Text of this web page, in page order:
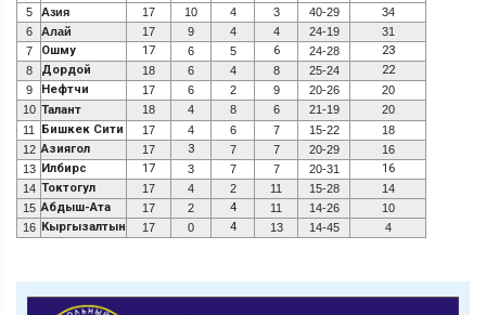
5 Азия 17 10 4 3 40-29
34
6
Алай 17 9 4 4 24-19
31
7
Ошму 17 6 5 6 24-28 23
8 Дордой 18 6 4 8 25-24 22
9 Нефтчи 17 6 2 9 20-26
20
10 Талант 18 4 8 6 21-19
20
11
Бишкек Сити 17 4 6 7 15-22
18
12 Азиягол 17 3 7 7 20-29
16
13 Илбирс 17 3 7 7 20-31 16
14 Токтогул 17 4 2 11 15-28
14
15 Абдыш-Ата 17 2 4 11 14-26
10
16 Кыргызалтын 17 0 4 13 14-45 4